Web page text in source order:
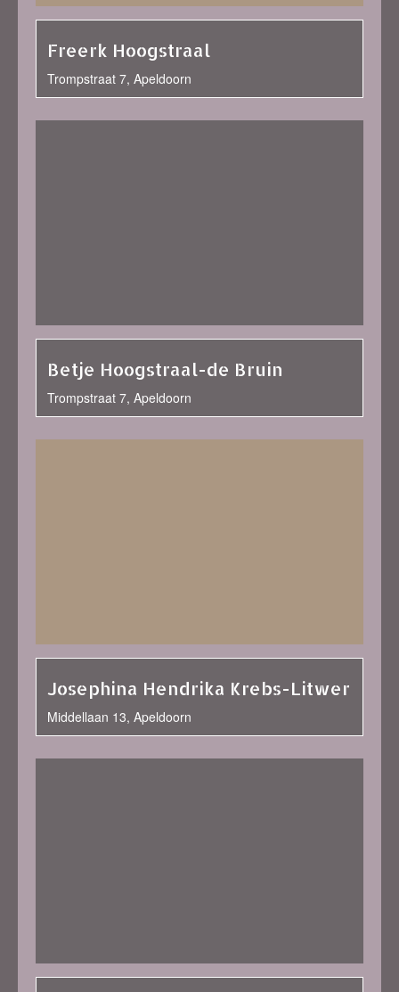
Freerk Hoogstraal
Trompstraat 7, Apeldoorn
Betje Hoogstraal-de Bruin
Trompstraat 7, Apeldoorn
Josephina Hendrika Krebs-Litwer
Middellaan 13, Apeldoorn